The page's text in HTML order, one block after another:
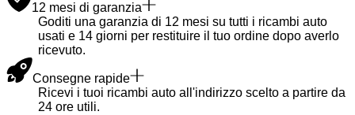
12 mesi di garanzia
Goditi una garanzia di 12 mesi su tutti i ricambi auto
usati e 14 giorni per restituire il tuo ordine dopo averlo
ricevuto.
Consegne rapide
Ricevi i tuoi ricambi auto all'indirizzo scelto a partire da
24 ore utili.